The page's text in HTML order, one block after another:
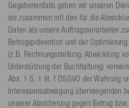
Gegebenenfalls geben wir unseren
sie zusammen mit den für die
Daten als unsere Auftragsverarbeiter
Betrugsprävention und der
(z.B. Rechnungsstellung, Abwicklung
Unterstützung der Buchhaltung)
Abs. 1 S. 1 lit. f DSGVO der Wahrung
Interessensabwägung überwiegenden
unserer Absicherung gegen Betrug